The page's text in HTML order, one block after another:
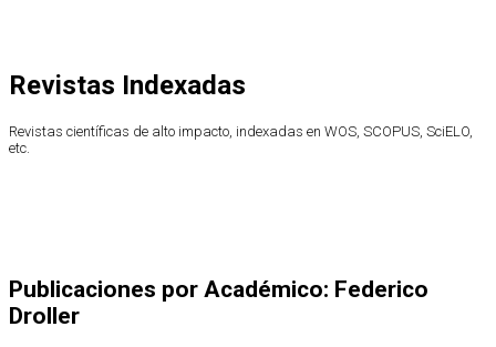
Revistas Indexadas
Revistas científicas de alto impacto, indexadas en WOS, SCOPUS, SciELO,
etc.
Publicaciones por Académico: Federico
Droller